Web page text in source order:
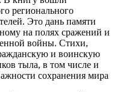
регионального
Это дань памяти
на полях сражений и
войны. Стихи,
и воинскую
тыла, в том числе и
сохранения мира